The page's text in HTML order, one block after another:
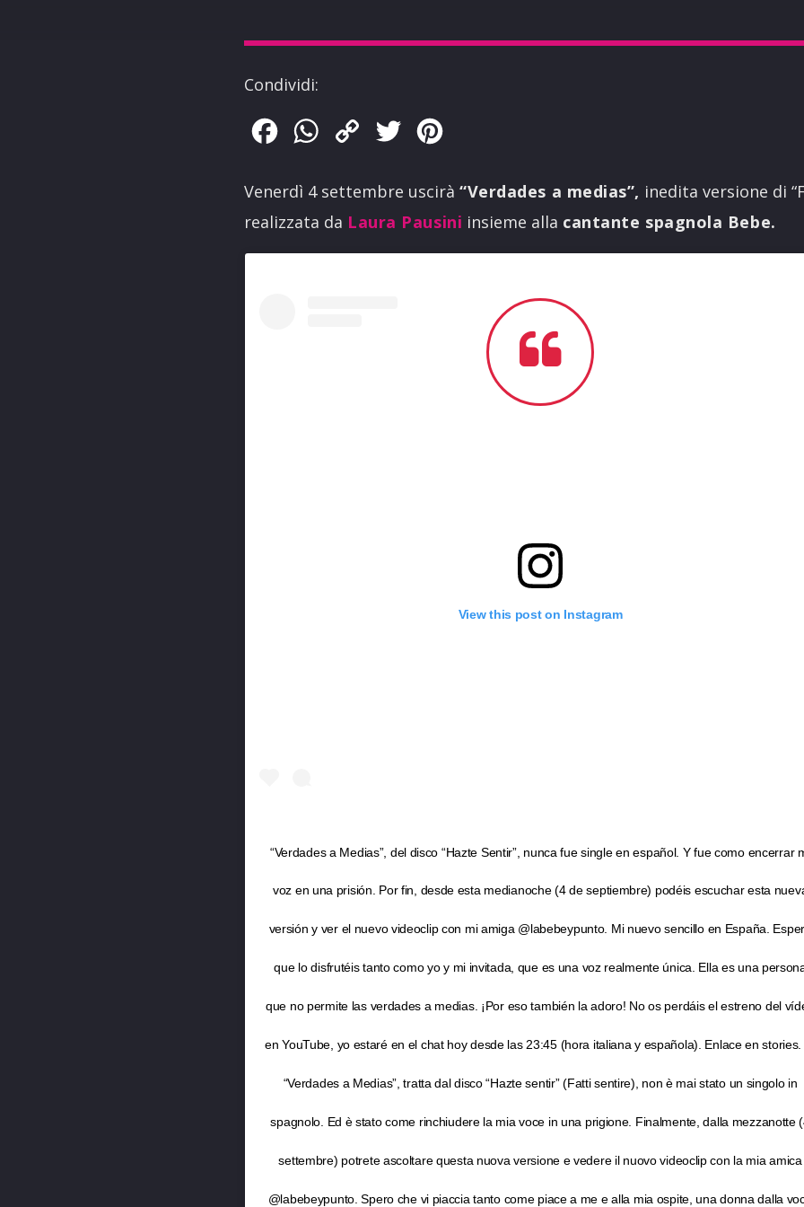
Condividi:
FacebookWhatsApp
Copy
Twitter
Venerdì 4 settembre uscirà“Verdades a medias”, inedita versione di
realizzata da Laura Pausini insieme alla cantante spagnola Bebe.
View this post on Instagram
“Verdades a Medias”, del disco “Hazte Sentir”, nunca fue single en español. Y fue como encerrar
voz en una prisión. Por fin, desde esta medianoche (4 de septiembre) podéis escuchar esta
versión y ver el nuevo videoclip con mi amiga @labebeypunto. Mi nuevo sencillo en España.
que lo disfrutéis tanto como yo y mi invitada, que es una voz realmente única. Ella es una
que no permite las verdades a medias. ¡Por eso también la adoro! No os perdáis el estreno del
en YouTube, yo estaré en el chat hoy desde las 23:45 (hora italiana y española). Enlace en
“Verdades a Medias”, tratta dal disco “Hazte sentir” (Fatti sentire), non è mai stato un singolo in
spagnolo. Ed è stato come rinchiudere la mia voce in una prigione. Finalmente, dalla mezzanotte
settembre) potrete ascoltare questa nuova versione e vedere il nuovo videoclip con la mia amica
@labebeypunto. Spero che vi piaccia tanto come piace a me e alla mia ospite, una donna dalla